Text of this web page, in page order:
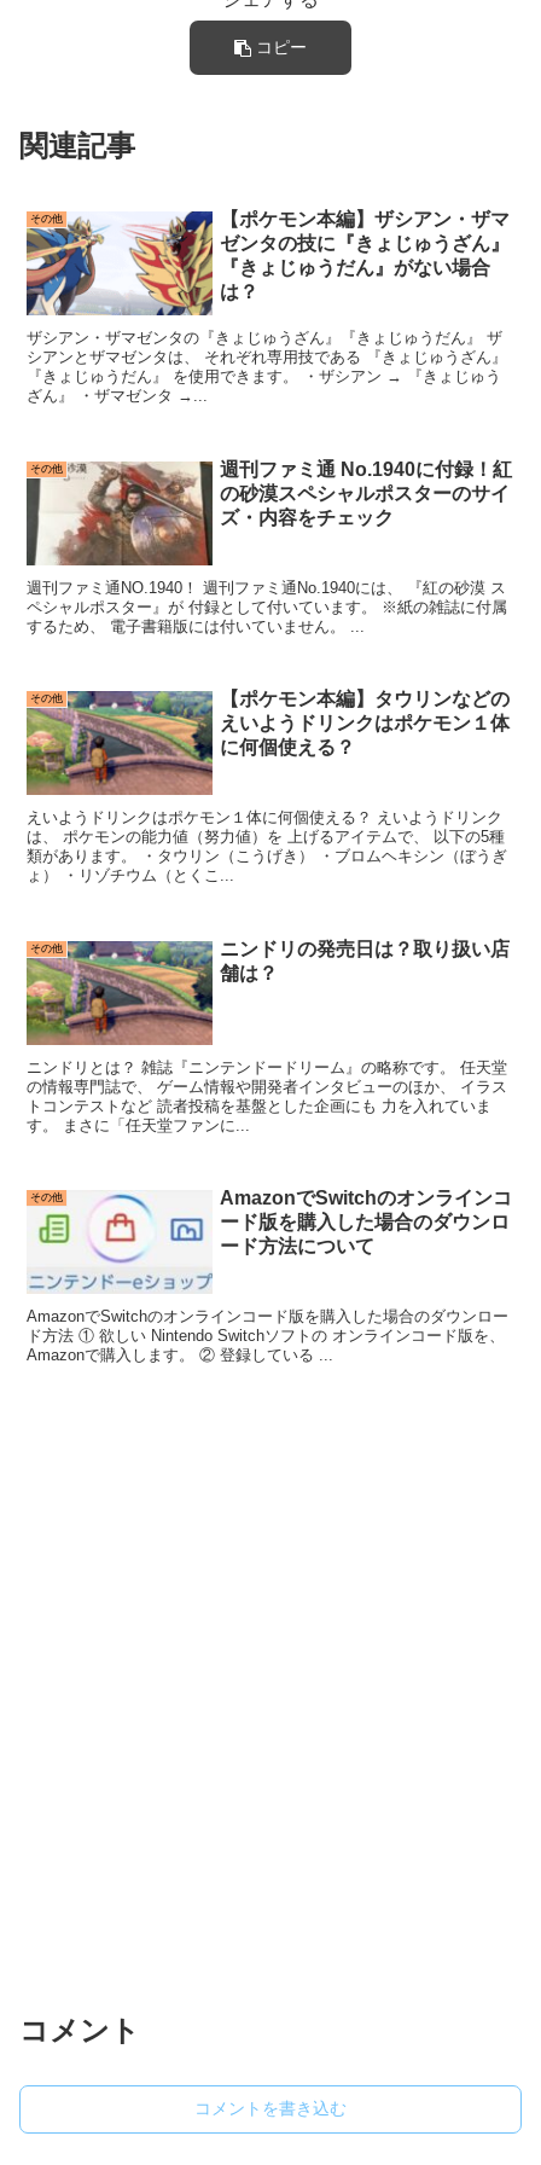
コピー
関連記事
その他
【ポケモン本編】ザシアン・ザマ
ゼンタの技に『きょじゅうざん』
『きょじゅうだん』がない場合
は？
ザシアン・ザマゼンタの『きょじゅうざん』『きょじゅうだん』 ザ
シアンとザマゼンタは、 それぞれ専用技である 『きょじゅうざん』
『きょじゅうだん』 を使用できます。 ・ザシアン → 『きょじゅう
ざん』 ・ザマゼンタ →...
その他
週刊ファミ通 No.1940に付録！紅
の砂漠スペシャルポスターのサイ
ズ・内容をチェック
週刊ファミ通NO.1940！ 週刊ファミ通No.1940には、 『紅の砂漠 ス
ペシャルポスター』が 付録として付いています。 ※紙の雑誌に付属
するため、 電子書籍版には付いていません。 ...
その他
【ポケモン本編】タウリンなどの
えいようドリンクはポケモン１体
に何個使える？
えいようドリンクはポケモン１体に何個使える？ えいようドリンク
は、 ポケモンの能力値（努力値）を 上げるアイテムで、 以下の5種
類があります。 ・タウリン（こうげき） ・ブロムヘキシン（ぼうぎ
ょ） ・リゾチウム（とくこ...
その他
ニンドリの発売日は？取り扱い店
舗は？
ニンドリとは？ 雑誌『ニンテンドードリーム』の略称です。 任天堂
の情報専門誌で、 ゲーム情報や開発者インタビューのほか、 イラス
トコンテストなど 読者投稿を基盤とした企画にも 力を入れていま
す。 まさに「任天堂ファンに...
その他
AmazonでSwitchのオンラインコ
ード版を購入した場合のダウンロ
ード方法について
AmazonでSwitchのオンラインコード版を購入した場合のダウンロー
ド方法 ① 欲しい Nintendo Switchソフトの オンラインコード版を、
Amazonで購入します。 ② 登録している ...
コメント
コメントを書き込む